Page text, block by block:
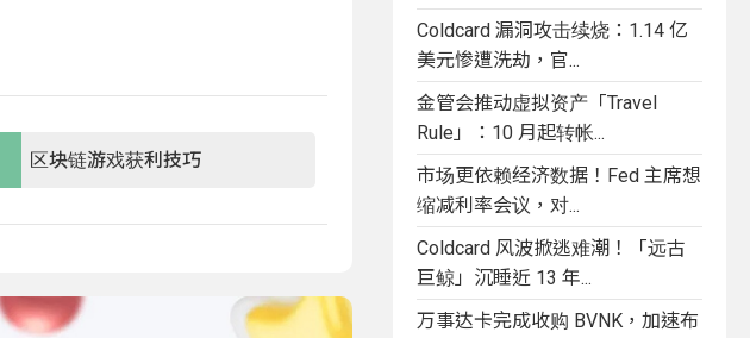
区块链游戏获利技巧
Coldcard 漏洞攻击续烧：1.14 亿
美元惨遭洗劫，官...
金管会推动虚拟资产「Travel
Rule」：10 月起转帐...
市场更依赖经济数据！Fed 主席想
缩减利率会议，对...
Coldcard 风波掀逃难潮！「远古
巨鲸」沉睡近 13 年...
万事达卡完成收购 BVNK，加速布